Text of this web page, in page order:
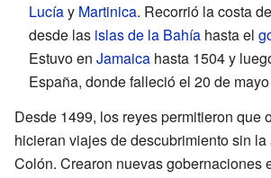
Lucíay Martinica. Recorrió la costa
desde las islas de la Bahía hasta el
Estuvo en Jamaica hasta 1504 y
España, donde falleció el 20 de
Desde 1499, los reyes permitieron que
hicieran viajes de descubrimiento sin
Colón. Crearon nuevas gobernaciones